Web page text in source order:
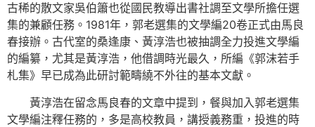
古稀的散文家吳伯簫也從國民教導出書社調至文學所擔任選
集的兼顧任務。1981年，郭老選集的文學編20卷正式由馬良
春接辦。古代室的桑逢康、黃淳浩也被抽調全力投進文學編
的編纂，尤其是黃淳浩，他借調時光最久，所編《郭沫若手
札集》早已成為此研討範疇繞不外往的基本文獻。
黃淳浩在留念馬良春的文章中提到，餐與加入郭老選集
文學編注釋任務的，多是高校教員，講授義務重，投進的時